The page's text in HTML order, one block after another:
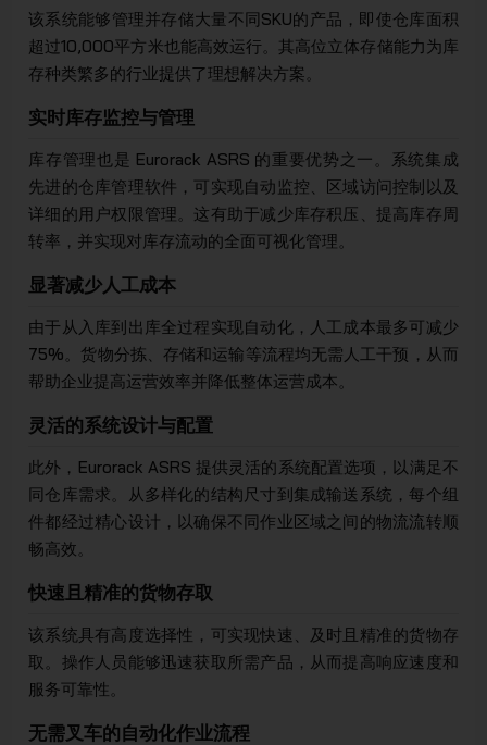
该系统能够管理并存储大量不同SKU的产品，即使仓库面积
超过10,000平方米也能高效运行。其高位立体存储能力为库
存种类繁多的行业提供了理想解决方案。
实时库存监控与管理
库存管理也是 Eurorack ASRS 的重要优势之一。系统集成
先进的仓库管理软件，可实现自动监控、区域访问控制以及
详细的用户权限管理。这有助于减少库存积压、提高库存周
转率，并实现对库存流动的全面可视化管理。
显著减少人工成本
由于从入库到出库全过程实现自动化，人工成本最多可减少
75%。货物分拣、存储和运输等流程均无需人工干预，从而
帮助企业提高运营效率并降低整体运营成本。
灵活的系统设计与配置
此外，Eurorack ASRS 提供灵活的系统配置选项，以满足不
同仓库需求。从多样化的结构尺寸到集成输送系统，每个组
件都经过精心设计，以确保不同作业区域之间的物流流转顺
畅高效。
快速且精准的货物存取
该系统具有高度选择性，可实现快速、及时且精准的货物存
取。操作人员能够迅速获取所需产品，从而提高响应速度和
服务可靠性。
无需叉车的自动化作业流程